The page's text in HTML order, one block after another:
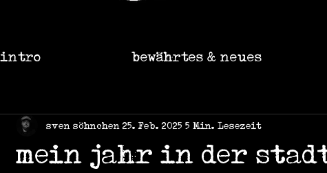
intro bewährtes & neues
mein jahr in der
sven söhnchen 25. Feb. 2025 5 Min. Lesezeit